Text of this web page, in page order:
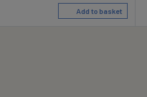
Add to basket